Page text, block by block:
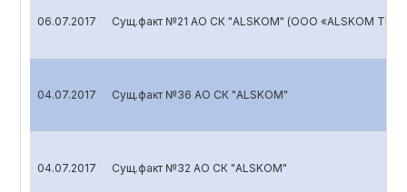
06.07.2017 Сущ.факт №21 АО СК "ALSKOM" (ООО «ALSKOM
04.07.2017 Сущ.факт №36 АО СК "ALSKOM"
04.07.2017 Сущ.факт №32 АО СК "ALSKOM"